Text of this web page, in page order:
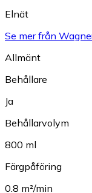
Elnät
Se mer från
Allmänt
Behållare
Ja
Behållarvolym
800 ml
Färgpåföring
0.8 m²/min